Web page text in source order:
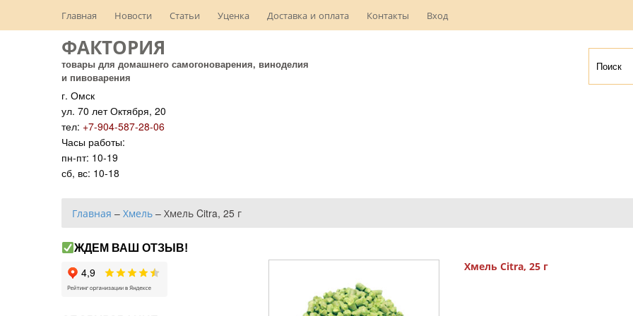
Главная Новости Статьи Уценка Доставка и оплата Контакты Вход
ФАКТОРИЯ
товары для домашнего самогоноварения, виноделия
и пивоварения
г. Омск
ул. 70 лет Октября, 20
тел: +7-904-587-28-06
Часы работы:
пн-пт: 10-19
сб, вс: 10-18
Главная – Хмель – Хмель Citra, 25 г
Хмель Citra, 25 г
ЖДЕМ ВАШ ОТЗЫВ!